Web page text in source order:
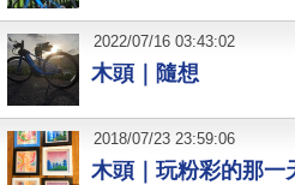
木頭｜隨想
2022/07/16 03:43:02
木頭｜玩粉彩的那一
2018/07/23 23:59:06